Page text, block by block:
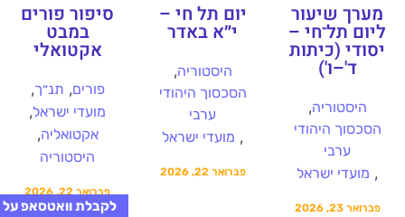
לקבלת וואטסאפ
מערך שיעור
ליום תל־חי –
יסודי (כיתות
ד'–ו')
היסטוריה,
הסכסוך היהודי
ערבי
, מועדי ישראל
פברואר 23, 2026
יום תל חי –
י״א באדר
היסטוריה,
הסכסוך היהודי
ערבי
, מועדי ישראל
פברואר 22, 2026
סיפור פורים
במבט
אקטואלי
פורים, תנ״ך,
מועדי ישראל,
אקטואליה,
היסטוריה
פברואר 22, 2026